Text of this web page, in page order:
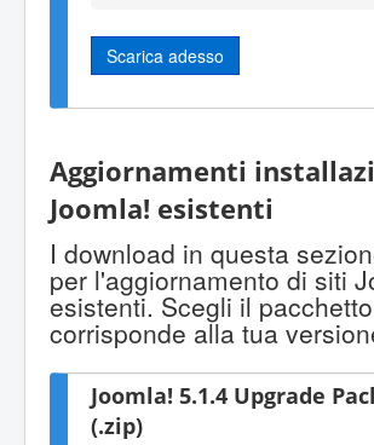
Scarica adesso
Aggiornamenti
Joomla! esistenti
I download in questa
per l'aggiornamento di siti
esistenti. Scegli il
corrisponde alla tua
Joomla! 5.1.4 Upgrade
(.zip)